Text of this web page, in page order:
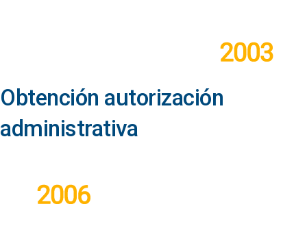
Obtención autorización
administrativa